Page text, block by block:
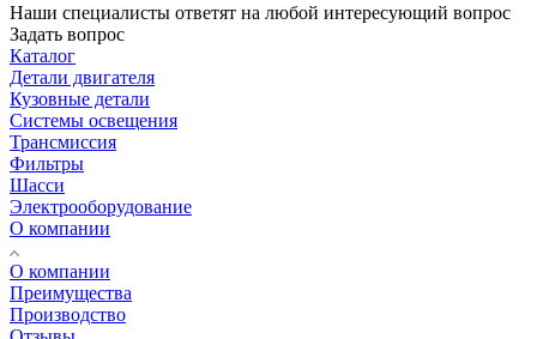
Наши специалисты ответят на любой интересующий вопрос
Задать вопрос
Каталог
Детали двигателя
Кузовные детали
Системы освещения
Трансмиссия
Фильтры
Шасси
Электрооборудование
О компании
О компании
Преимущества
Производство